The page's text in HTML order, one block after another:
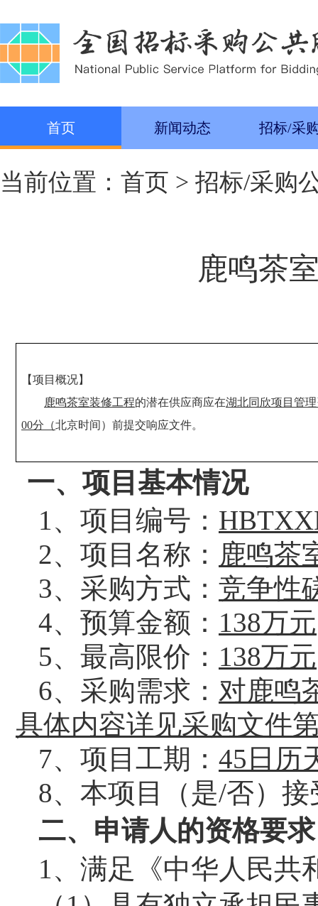
首页 新闻动态 招标/采
当前位置： 首页 > 招标/采购
鹿鸣茶
【项目概况】
鹿鸣茶室装修工程的潜在供应商应在湖北同欣项目管
00分（北京时间）前提交响应文件。
一、项目基本情况
1、项目编号：
2、项目名称 ： 鹿鸣茶
3、采购方式： 竞争性
4、预算金额： 138万元
5、最高限价： 138万元
6、采购需求 ： 对鹿鸣
具体内容详见采购文件
7、 项目工期 ： 45日历
8、本项目（是/否）
二、申请人的资格要求
1、满足《中华人民共